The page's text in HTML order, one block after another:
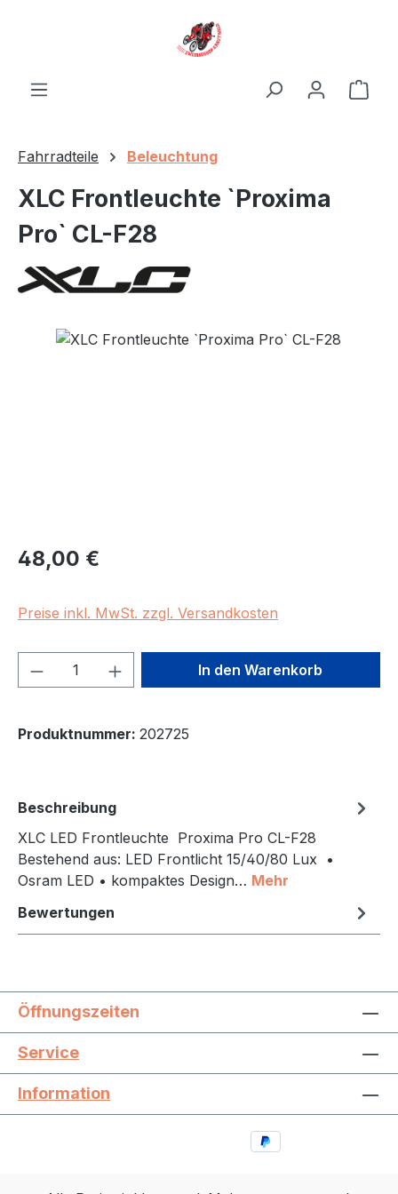
Fahrradteile Beleuchtung
XLC Frontleuchte `Proxima
Pro` CL-F28
Bildergalerie überspringen
Regulärer Preis:
48,00 €
Preise inkl. MwSt. zzgl. Versandkosten
Produkt Anzahl: Gib denIn den Warenkorb
Produktnummer: 202725
Beschreibung
XLC LED Frontleuchte Proxima Pro CL-F28
Bestehend aus: LED Frontlicht 15/40/80 Lux •
Osram LED • kompaktes Design… Mehr
Bewertungen
Öffnungszeiten
Service
Information